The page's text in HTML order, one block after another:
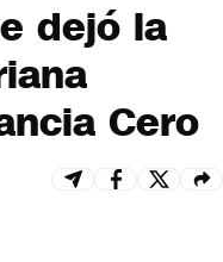
dejó la
Cero